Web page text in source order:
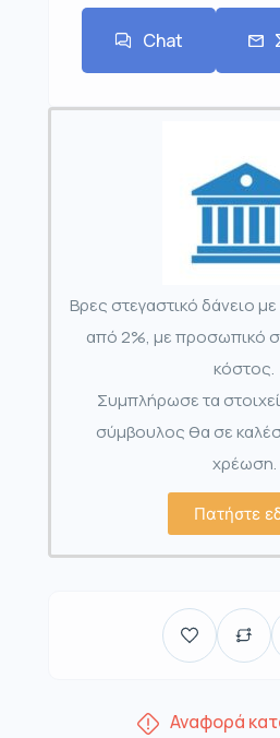
Chat
Βρες στεγαστικό δάνειο
από 2%, με προσωπικό
κόστος.
Συμπλήρωσε τα
σύμβουλος θα σε
χρέωση.
Πατήστε
Αναφορά